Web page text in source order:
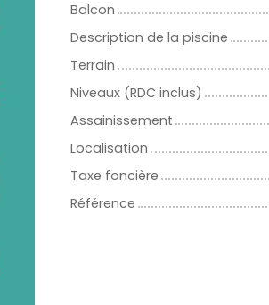
Balcon
Description de la piscine
Terrain
Niveaux (RDC inclus)
Assainissement
Localisation
Taxe foncière
Référence